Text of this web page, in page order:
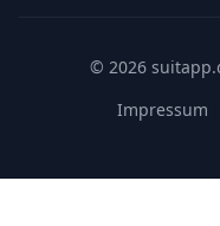
© 2026
Impressum